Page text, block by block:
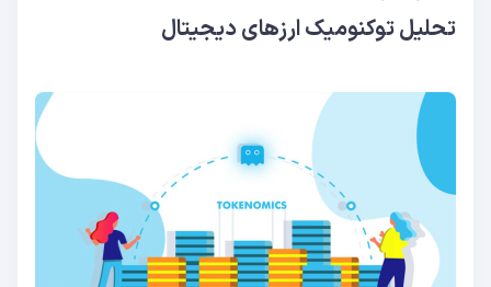
تحلیل توکنومیک ارزهای دیجیتال